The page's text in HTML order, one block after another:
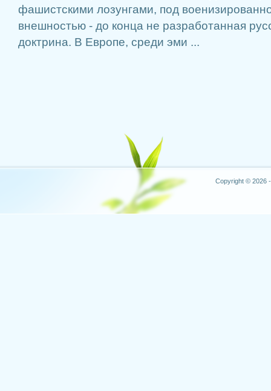
фашистскими лозунгами, под
внешностью - до конца не разработанная
доктрина. В Европе, среди эми ...
Copyright © 2026